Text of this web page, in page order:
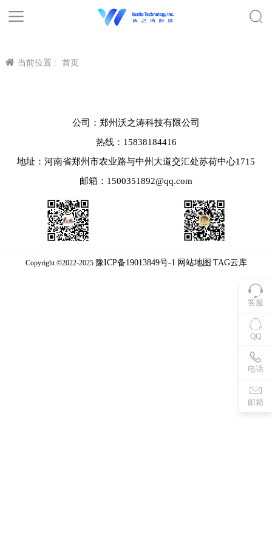
当前位置 : 首页
客服
QQ
电话
邮箱
公司：郑州沃之涛科技有限公司
热线：15838184416
地址：河南省郑州市农业路与中州大道交汇处苏荷中心1715
邮箱：1500351892@qq.com
Copyright ©2022-2025 豫ICP备19013849号-1 网站地图 TAG云库